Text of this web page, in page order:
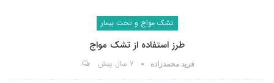
تشک مواج و تخت بیمار
طرز استفاده از تشک مواج
فرید محمدزاده 7 سال پیش